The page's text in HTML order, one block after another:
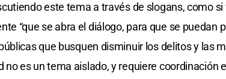
este tema a través de slogans, como
“que se abra el diálogo, para que se puedan
que busquen disminuir los delitos y las
no es un tema aislado, y requiere coordinación